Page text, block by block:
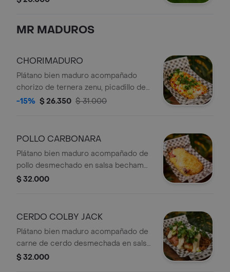
MR MADUROS
CHORIMADURO
Plátano bien maduro acompañado
chorizo de ternera zenu, picadillo de
la casa (Pimentón, cebolla morada y
crema gratinado.
-15% $ 26.350 $ 31.000
POLLO CARBONARA
Plátano bien maduro acompañado de
pollo desmechado en salsa bechamel,
tocineta premium ahumada, capa de
$ 32.000
CERDO COLBY JACK
Plátano bien maduro acompañado de
carne de cerdo desmechada en salsa
sweet chilli, tocineta premium
$ 32.000